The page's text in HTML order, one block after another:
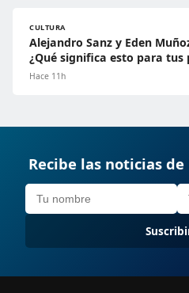
CULTURA
Alejandro Sanz y Eden
¿Qué significa esto para tus
Hace 11h
Recibe las noticias